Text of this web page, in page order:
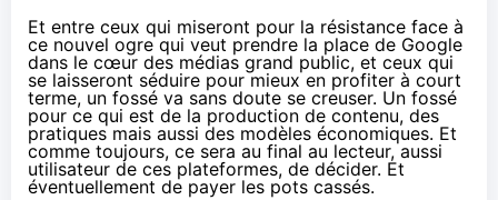
Et entre ceux qui miseront pour la résistance face à
ce nouvel ogre qui veut prendre la place de Google
dans le cœur des médias grand public, et ceux qui
se laisseront séduire pour mieux en profiter à court
terme, un fossé va sans doute se creuser. Un fossé
pour ce qui est de la production de contenu, des
pratiques mais aussi des modèles économiques. Et
comme toujours, ce sera au final au lecteur, aussi
utilisateur de ces plateformes, de décider. Et
éventuellement de payer les pots cassés.